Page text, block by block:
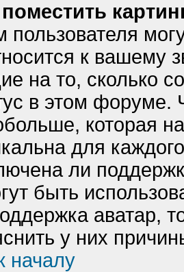
поместить
к вашему
на то, сколько
в этом форуме.
которая
для
ли
быть
аватар,
у них
началу